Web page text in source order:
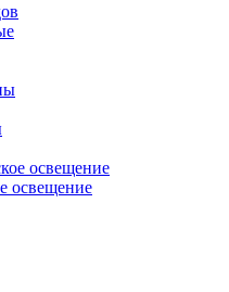
освещение